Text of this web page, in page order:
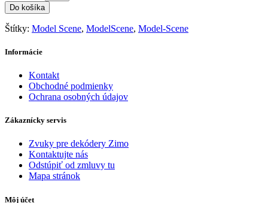
Do košíka
Štítky: Model Scene, ModelScene, Model-Scene
Informácie
Kontakt
Obchodné podmienky
Ochrana osobných údajov
Zákaznícky servis
Zvuky pre dekódery Zimo
Kontaktujte nás
Odstúpiť od zmluvy tu
Mapa stránok
Môj účet